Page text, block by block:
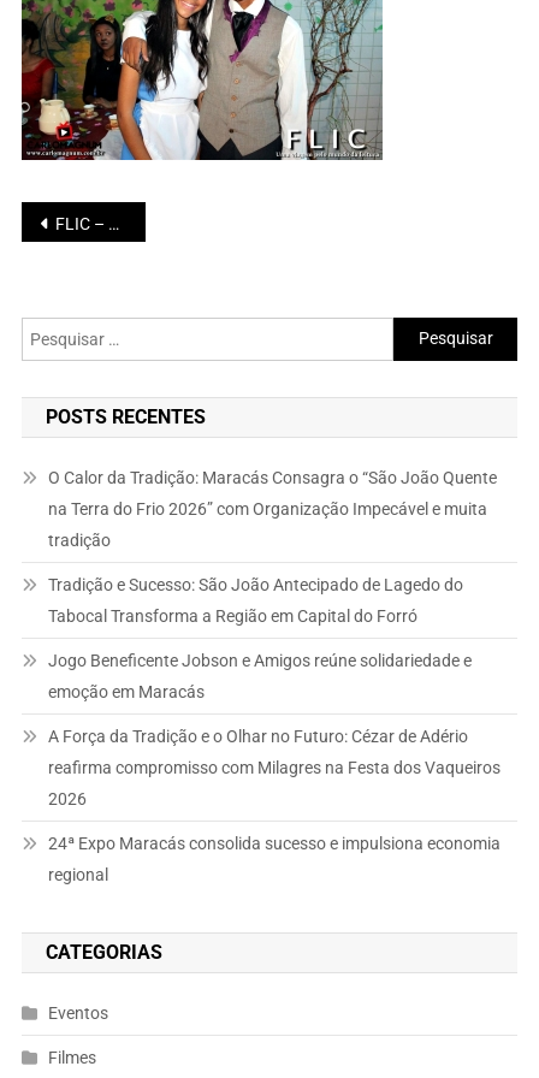
Navegação
Post
FLIC – Feira Literária do CNMM
Pesquisar
por:
POSTS RECENTES
O Calor da Tradição: Maracás Consagra o “São João Quente
na Terra do Frio 2026” com Organização Impecável e muita
tradição
Tradição e Sucesso: São João Antecipado de Lagedo do
Tabocal Transforma a Região em Capital do Forró
Jogo Beneficente Jobson e Amigos reúne solidariedade e
emoção em Maracás
A Força da Tradição e o Olhar no Futuro: Cézar de Adério
reafirma compromisso com Milagres na Festa dos Vaqueiros
2026
24ª Expo Maracás consolida sucesso e impulsiona economia
regional
CATEGORIAS
Eventos
Filmes